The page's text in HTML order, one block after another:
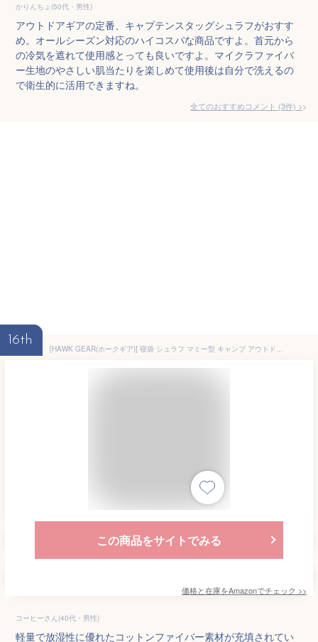
かりんちょ(50代・男性)
アウトドアギアの定番、キャプテンスタッグシュラフがおすす
め。オールシーズン対応のハイコスパな商品ですよ。首元から
の冷気を遮れて使用感とっても良いですよ。マイクラファイバ
ー生地のやさしい肌当たりを楽しめて使用後は自分で洗えるの
で衛生的に活用できますね。
全てのおすすめコメント (3件) >
16th
[HAWK GEAR(ホークギア)] 寝袋 シュラフ マミー型 キャンプ アウトドア -15度耐寒 簡易防水 オールシーズン (ネイビー)
この商品をサイトでみる
価格と在庫をAmazonでチェック >>
コーヒーさん(40代・男性)
軽量で放湿性に優れたコットンファイバー素材が充填されてい